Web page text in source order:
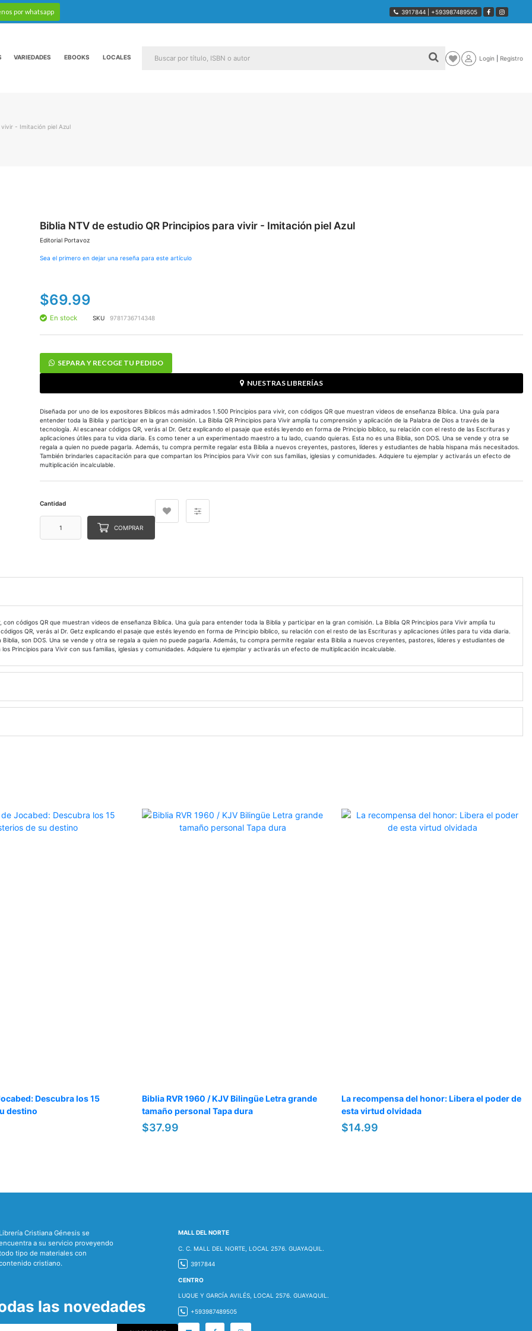
por whatsapp 3917844 +593987489505
VARIEDADES EBOOKS LOCALES Login Registro
vivir - Imitación piel Azul
comienzo
Biblia NTV de estudio QR Principios para vivir - Imitación piel Azul
Editorial Portavoz
Sea el primero en dejar una reseña para este artículo
$69.99
En stock SKU 9781736714348
SEPARA Y RECOGE TU PEDIDO
NUESTRAS LIBRERÍAS
Diseñada por uno de los expositores Biblicos más admirados 1.500 Principios para vivir, con códigos QR que muestran videos de enseñanza Bíblica. Una guía para
entender toda la Biblia y participar en la gran comisión. La Biblia QR Principios para Vivir amplía tu comprensión y aplicación de la Palabra de Dios a través de la
tecnología. Al escanear códigos QR, verás al Dr. Getz explicando el pasaje que estés leyendo en forma de Principio bíblico, su relación con el resto de las Escrituras y
aplicaciones útiles para tu vida diaria. Es como tener a un experimentado maestro a tu lado, cuando quieras. Esta no es una Biblia, son DOS. Una se vende y otra se
regala a quien no puede pagarla. Además, tu compra permite regalar esta Biblia a nuevos creyentes, pastores, líderes y estudiantes de habla hispana más necesitados.
También brindarles capacitación para que compartan los Principios para Vivir con sus familias, iglesias y comunidades. Adquiere tu ejemplar y activarás un efecto de
multiplicación incalculable.
Cantidad
COMPRAR
códigos QR que muestran videos de enseñanza Bíblica. Una guía para entender toda la Biblia y participar en la gran comisión. La Biblia QR Principios para Vivir amplía tu
QR, verás al Dr. Getz explicando el pasaje que estés leyendo en forma de Principio bíblico, su relación con el resto de las Escrituras y aplicaciones útiles para tu vida diaria.
son DOS. Una se vende y otra se regala a quien no puede pagarla. Además, tu compra permite regalar esta Biblia a nuevos creyentes, pastores, líderes y estudiantes de
Principios para Vivir con sus familias, iglesias y comunidades. Adquiere tu ejemplar y activarás un efecto de multiplicación incalculable.
Descubra los 15
destino
Biblia RVR 1960 / KJV Bilingüe Letra grande
tamaño personal Tapa dura
$37.99
La recompensa del honor: Libera el poder de
esta virtud olvidada
$14.99
Librería Cristiana Génesis se
a su servicio proveyendo
tipo de materiales con
cristiano.
las novedades
MALL DEL NORTE
C. C. MALL DEL NORTE, LOCAL 2576. GUAYAQUIL.
3917844
CENTRO
LUQUE Y GARCÍA AVILÉS, LOCAL 2576. GUAYAQUIL.
+593987489505